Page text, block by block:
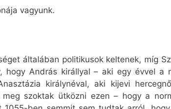
vagyunk.
általában politikusok keltenek, míg
András királlyal – aki egy évvel a
királynéval, aki kijevi
szoktak ütközni ezen – hogy a